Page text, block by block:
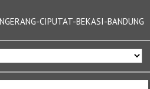
CIPUTAT-BEKASI-BANDUNG